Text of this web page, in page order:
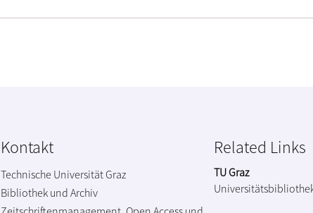
Kontakt
Technische Universität Graz
Bibliothek und Archiv
Related Links
TU Graz